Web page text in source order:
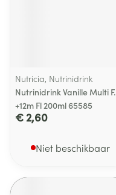
Nutricia, Nutrinidrink
Nutrinidrink Vanille Multi F.
+12m Fl 200ml 65585
€ 2,60
Niet beschikbaar